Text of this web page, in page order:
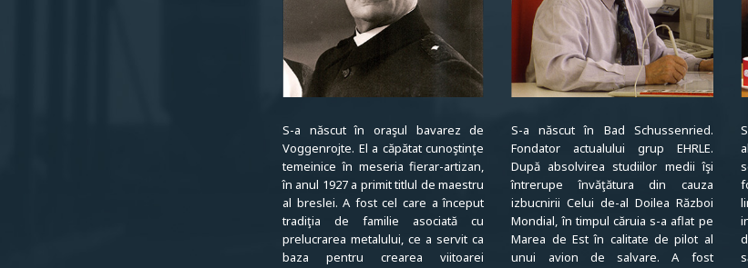
S-a născut în oraşul bavarez de
Voggenrojte. El a căpătat cunoştinţe
temeinice în meseria fierar-artizan,
în anul 1927 a primit titlul de maestru
al breslei. A fost cel care a început
tradiţia de familie asociată cu
prelucrarea metalului, ce a servit ca
baza pentru crearea viitoarei
S-a născut în Bad Schussenried.
Fondator actualului grup EHRLE.
După absolvirea studiilor medii îşi
întrerupe învăţătura din cauza
izbucnirii Celui de-al Doilea Război
Mondial, în timpul căruia s-a aflat pe
Marea de Est în calitate de pilot al
unui avion de salvare. A fost